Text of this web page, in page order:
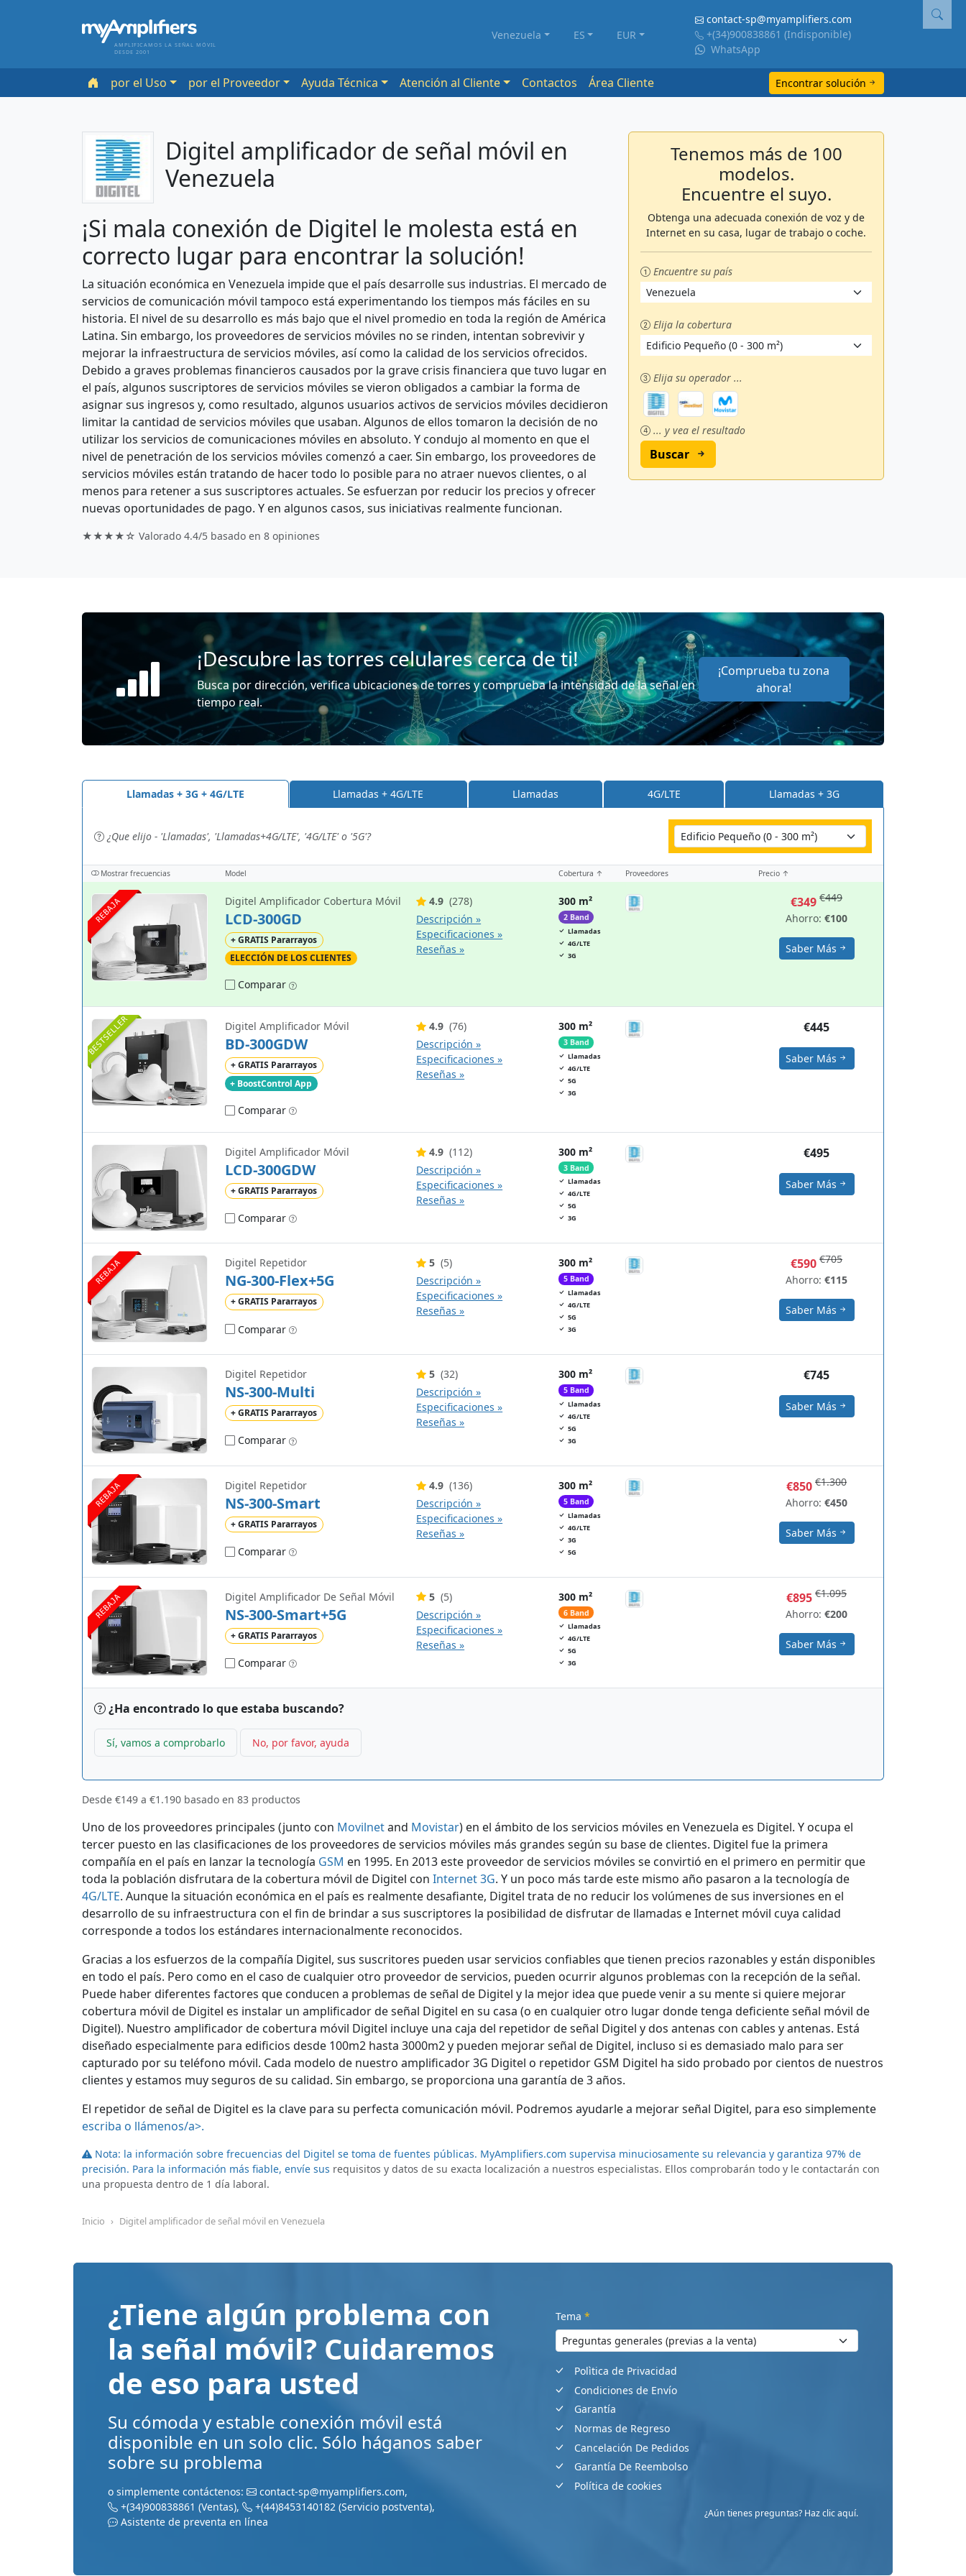
AMPLIFICAMOS LA SEÑAL MÓVIL
DESDE 2001
Venezuela ES EUR
contact-sp@myamplifiers.com
+(34)900838861 (Indisponible)
WhatsApp
por el Uso por el Proveedor Ayuda Técnica Atención al Cliente Contactos Área Cliente Encontrar solución
Digitel amplificador de señal móvil en
Venezuela
¡Si mala conexión de Digitel le molesta está en
correcto lugar para encontrar la solución!
La situación económica en Venezuela impide que el país desarrolle sus industrias. El mercado de
servicios de comunicación móvil tampoco está experimentando los tiempos más fáciles en su
historia. El nivel de su desarrollo es más bajo que el nivel promedio en toda la región de América
Latina. Sin embargo, los proveedores de servicios móviles no se rinden, intentan sobrevivir y
mejorar la infraestructura de servicios móviles, así como la calidad de los servicios ofrecidos.
Debido a graves problemas financieros causados por la grave crisis financiera que tuvo lugar en
el país, algunos suscriptores de servicios móviles se vieron obligados a cambiar la forma de
asignar sus ingresos y, como resultado, algunos usuarios activos de servicios móviles decidieron
limitar la cantidad de servicios móviles que usaban. Algunos de ellos tomaron la decisión de no
utilizar los servicios de comunicaciones móviles en absoluto. Y condujo al momento en que el
nivel de penetración de los servicios móviles comenzó a caer. Sin embargo, los proveedores de
servicios móviles están tratando de hacer todo lo posible para no atraer nuevos clientes, o al
menos para retener a sus suscriptores actuales. Se esfuerzan por reducir los precios y ofrecer
nuevas oportunidades de pago. Y en algunos casos, sus iniciativas realmente funcionan.
★★★★☆ Valorado 4.4/5 basado en 8 opiniones
Tenemos más de 100
modelos.
Encuentre el suyo.
Obtenga una adecuada conexión de voz y de
Internet en su casa, lugar de trabajo o coche.
Encuentre su país
Elija la cobertura
Elija su operador ...
... y vea el resultado
Buscar
¡Descubre las torres celulares cerca de ti!
Busca por dirección, verifica ubicaciones de torres y comprueba la intensidad de la señal en
tiempo real.
¡Comprueba tu zona
ahora!
Llamadas + 3G + 4G/LTE Llamadas + 4G/LTE Llamadas 4G/LTE Llamadas + 3G
¿Que elijo - 'Llamadas', 'Llamadas+4G/LTE', '4G/LTE' o '5G'?
Mostrar frecuencias Model Cobertura ↑ Proveedores Precio ↑
REBAJA Digitel Amplificador Cobertura Móvil
LCD-300GD
+ GRATIS Pararrayos
ELECCIÓN DE LOS CLIENTES
Comparar
4.9 (278)
Descripción »
Especificaciones »
Reseñas »
300 m²
2 Band
Llamadas
4G/LTE
3G
€349€449
Ahorro:€100
Saber Más
BESTSELLER Digitel Amplificador Móvil
BD-300GDW
+ GRATIS Pararrayos
+ BoostControl App
Comparar
4.9 (76)
Descripción »
Especificaciones »
Reseñas »
300 m²
3 Band
Llamadas
4G/LTE
5G
3G
€445
Saber Más
Digitel Amplificador Móvil
LCD-300GDW
+ GRATIS Pararrayos
Comparar
4.9 (112)
Descripción »
Especificaciones »
Reseñas »
300 m²
3 Band
Llamadas
4G/LTE
5G
3G
€495
Saber Más
REBAJA Digitel Repetidor
NG-300-Flex+5G
+ GRATIS Pararrayos
Comparar
5 (5)
Descripción »
Especificaciones »
Reseñas »
300 m²
5 Band
Llamadas
4G/LTE
5G
3G
€590€705
Ahorro:€115
Saber Más
Digitel Repetidor
NS-300-Multi
+ GRATIS Pararrayos
Comparar
5 (32)
Descripción »
Especificaciones »
Reseñas »
300 m²
5 Band
Llamadas
4G/LTE
5G
3G
€745
Saber Más
REBAJA Digitel Repetidor
NS-300-Smart
+ GRATIS Pararrayos
Comparar
4.9 (136)
Descripción »
Especificaciones »
Reseñas »
300 m²
5 Band
Llamadas
4G/LTE
3G
5G
€850€1.300
Ahorro:€450
Saber Más
REBAJA Digitel Amplificador De Señal Móvil
NS-300-Smart+5G
+ GRATIS Pararrayos
Comparar
5 (5)
Descripción »
Especificaciones »
Reseñas »
300 m²
6 Band
Llamadas
4G/LTE
5G
3G
€895€1.095
Ahorro:€200
Saber Más
¿Ha encontrado lo que estaba buscando?
Sí, vamos a comprobarlo No, por favor, ayuda
Desde €149 a €1.190 basado en 83 productos
Uno de los proveedores principales (junto con Movilnetand Movistar) en el ámbito de los servicios móviles en Venezuela es Digitel. Y ocupa el
tercer puesto en las clasificaciones de los proveedores de servicios móviles más grandes según su base de clientes. Digitel fue la primera
compañía en el país en lanzar la tecnología GSM en 1995. En 2013 este proveedor de servicios móviles se convirtió en el primero en permitir que
toda la población disfrutara de la cobertura móvil de Digitel con Internet 3G. Y un poco más tarde este mismo año pasaron a la tecnología de
4G/LTE. Aunque la situación económica en el país es realmente desafiante, Digitel trata de no reducir los volúmenes de sus inversiones en el
desarrollo de su infraestructura con el fin de brindar a sus suscriptores la posibilidad de disfrutar de llamadas e Internet móvil cuya calidad
corresponde a todos los estándares internacionalmente reconocidos.
Gracias a los esfuerzos de la compañía Digitel, sus suscritores pueden usar servicios confiables que tienen precios razonables y están disponibles
en todo el país. Pero como en el caso de cualquier otro proveedor de servicios, pueden ocurrir algunos problemas con la recepción de la señal.
Puede haber diferentes factores que conducen a problemas de señal de Digitel y la mejor idea que puede venir a su mente si quiere mejorar
cobertura móvil de Digitel es instalar un amplificador de señal Digitel en su casa (o en cualquier otro lugar donde tenga deficiente señal móvil de
Digitel). Nuestro amplificador de cobertura móvil Digitel incluye una caja del repetidor de señal Digitel y dos antenas con cables y antenas. Está
diseñado especialmente para edificios desde 100m2 hasta 3000m2 y pueden mejorar señal de Digitel, incluso si es demasiado malo para ser
capturado por su teléfono móvil. Cada modelo de nuestro amplificador 3G Digitel o repetidor GSM Digitel ha sido probado por cientos de nuestros
clientes y estamos muy seguros de su calidad. Sin embargo, se proporciona una garantía de 3 años.
El repetidor de señal de Digitel es la clave para su perfecta comunicación móvil. Podremos ayudarle a mejorar señal Digitel, para eso simplemente
escriba o llámenos/a>.
Nota: la información sobre frecuencias del Digitel se toma de fuentes públicas. MyAmplifiers.com supervisa minuciosamente su relevancia y garantiza 97% de
precisión. Para la información más fiable, envíe sus requisitos y datos de su exacta localización a nuestros especialistas. Ellos comprobarán todo y le contactarán con
una propuesta dentro de 1 día laboral.
Inicio Digitel amplificador de señal móvil en Venezuela
¿Tiene algún problema con
la señal móvil? Cuidaremos
de eso para usted
Su cómoda y estable conexión móvil está
disponible en un solo clic. Sólo háganos saber
sobre su problema
o simplemente contáctenos: contact-sp@myamplifiers.com,
+(34)900838861 (Ventas), +(44)8453140182 (Servicio postventa),
Asistente de preventa en línea
Tema *
Polìtica de Privacidad
Condiciones de Envío
Garantía
Normas de Regreso
Cancelación De Pedidos
Garantía De Reembolso
Política de cookies
¿Aún tienes preguntas? Haz clic aquí.